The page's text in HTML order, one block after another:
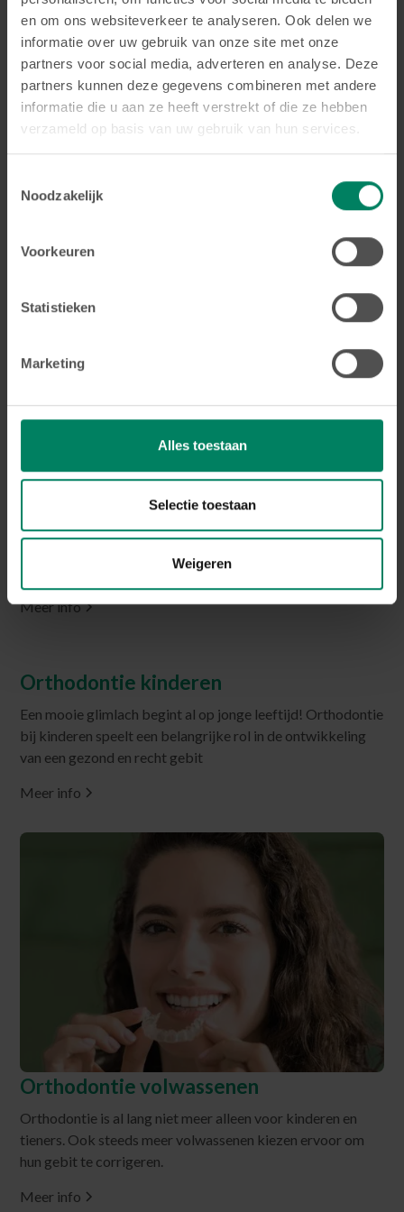
en om ons websiteverkeer te analyseren. Ook delen we
informatie over uw gebruik van onze site met onze
partners voor social media, adverteren en analyse. Deze
partners kunnen deze gegevens combineren met andere
informatie die u aan ze heeft verstrekt of die ze hebben
verzameld op basis van uw gebruik van hun services.
Noodzakelijk
Voorkeuren
Statistieken
Marketing
Alles toestaan
Selectie toestaan
Weigeren
en begrijpt wat de behandeling inhoudt.
Wil je meer weten over orthodontie voor tieners of
een afspraak maken?Neem vandaag nog contact
met ons op!
Contacteer ons
nog bij ons terecht kan
Tips om je kind gerust te stellen bij de
Veel kinderen zijn een beetje bang voor een bezoek aan de
Meer info
Orthodontie kinderen
Een mooie glimlach begint al op jonge leeftijd! Orthodontie
bij kinderen speelt een belangrijke rol in de ontwikkeling
van een gezond en recht gebit
Meer info
Orthodontie volwassenen
Orthodontie is al lang niet meer alleen voor kinderen en
tieners. Ook steeds meer volwassenen kiezen ervoor om
hun gebit te corrigeren.
Meer info